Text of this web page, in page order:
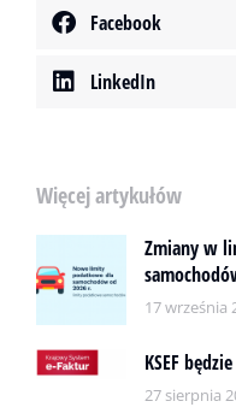
Facebook
LinkedIn
Więcej artykułów
Zmiany w
17 września
KSEF
27 sierpnia